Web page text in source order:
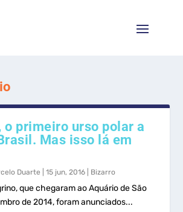
o primeiro urso polar a
Mas isso lá em
Duarte |15 jun, 2016 Bizarro
que chegaram ao Aquário de São
de 2014, foram anunciados...